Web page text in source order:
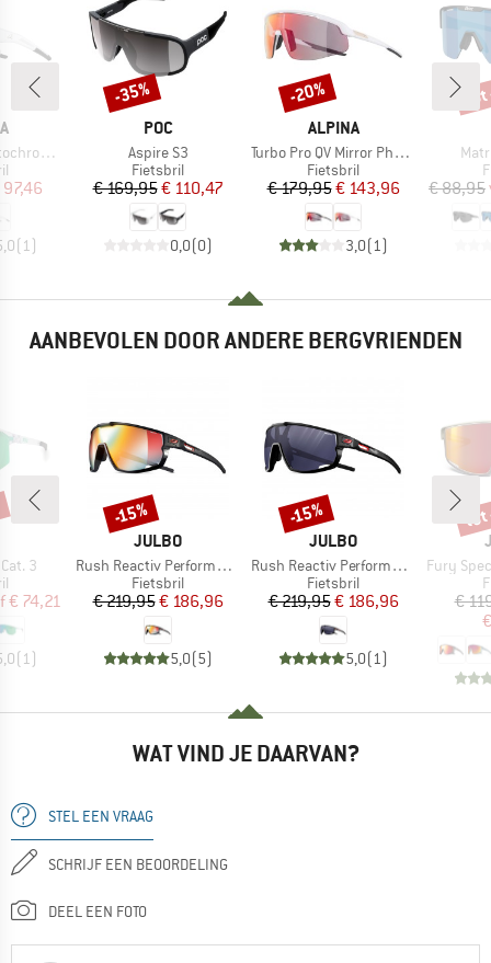
S1-3
prijs
(1 )
MERK
POC
Artikel
Aspire S3
Productgroep
Fietsbril
Prijs
€ 169,95Verlaagde prijs
€ 110,47
0,0(0)
Korting
-35%
MERK
ALPINA
Artikel
Turbo Pro QV Mirror Photochromic S1-3
Productgroep
Fietsbril
Prijs
€ 179,95Verlaagde prijs
€ 143,96
3,0(1 )
Korting
-20%
€ 88,95
AANBEVOLEN DOOR ANDERE BERGVRIENDEN
3
prijs
€ 74,21
(1)
MERK
JULBO
Artikel
Rush Reactiv Performance S1-3 (VLT 17 / 75%)
Productgroep
Fietsbril
Prijs
€ 219,95Verlaagde prijs
€ 186,96
5,0(5)
Korting
-15%
MERK
JULBO
Artikel
Rush Reactiv Performance S0-3 (VLT 12 / 87%)
Productgroep
Fietsbril
Prijs
€ 219,95Verlaagde prijs
€ 186,96
5,0(1)
Korting
-15%
Artikel
Fury
€
WAT VIND JE DAARVAN?
STEL EEN VRAAG
SCHRIJF EEN BEOORDELING
DEEL EEN FOTO